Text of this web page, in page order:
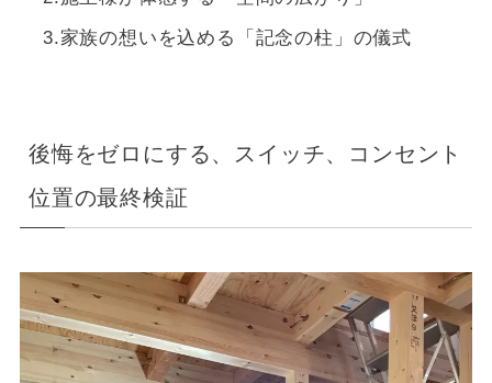
家族の想いを込める「記念の柱」の儀式
後悔をゼロにする、スイッチ、コンセント
位置の最終検証